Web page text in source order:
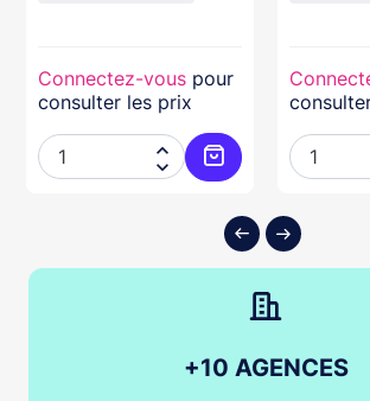
au panier
Connectez-vous pour
consulter les prix


Ajouter au panier
+10 AGENCES